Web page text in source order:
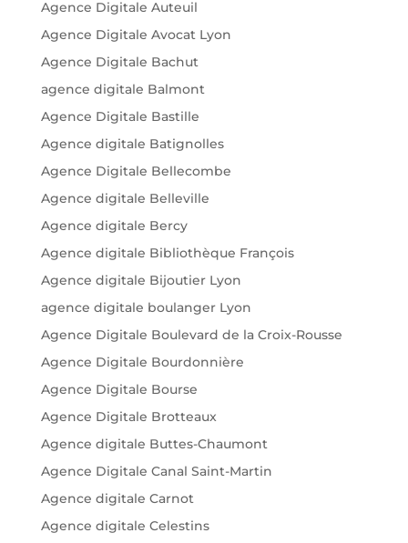
Agence Digitale Auteuil
Agence Digitale Avocat Lyon
Agence Digitale Bachut
agence digitale Balmont
Agence Digitale Bastille
Agence digitale Batignolles
Agence Digitale Bellecombe
Agence digitale Belleville
Agence digitale Bercy
Agence digitale Bibliothèque François
Agence digitale Bijoutier Lyon
agence digitale boulanger Lyon
Agence Digitale Boulevard de la Croix-Rousse
Agence Digitale Bourdonnière
Agence Digitale Bourse
Agence Digitale Brotteaux
Agence digitale Buttes-Chaumont
Agence Digitale Canal Saint-Martin
Agence digitale Carnot
Agence digitale Celestins